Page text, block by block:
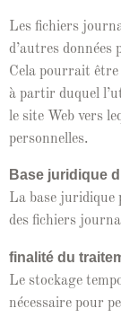
Les fichiers
d’autres
Cela pour­rait être
à par­tir duquel
le site Web vers
personnelles.
Base juridique
La base juridique
des fichiers
final­ité du
Le stock­age
néces­saire pour